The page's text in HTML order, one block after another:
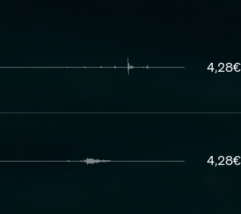
4,28€
4,28€